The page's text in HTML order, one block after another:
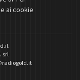
ai cookie
srl